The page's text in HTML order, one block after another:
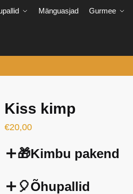
Mänguasjad Gurmee
Kiss kimp
€20,00
🎁Kimbu pakend
🎈Õhupallid